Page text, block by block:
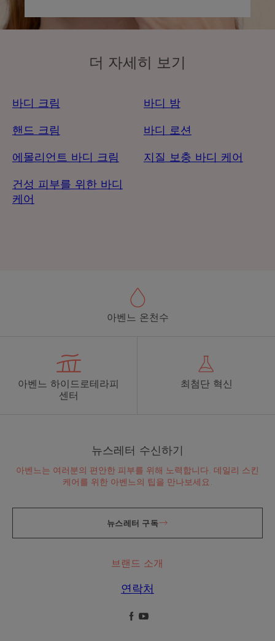
더 자세히 보기
바디 크림 바디 밤
핸드 크림 바디 로션
에몰리언트 바디 크림 지질 보충 바디 케어
건성 피부를 위한 바디
케어
어떤 피부관리 루틴을 채택해
야 하나요?
을 확인하고 가장 적합한 피부관리 루틴을 발견하
세요.
아벤느 온천수
아벤느 하이드로테라피
센터
최첨단 혁신
뉴스레터 수신하기
아벤느는 여러분의 편안한 피부를 위해 노력합니다. 데일리 스킨
케어를 위한 아벤느의 팁을 만나보세요.
뉴스레터 구독
브랜드 소개
연락처